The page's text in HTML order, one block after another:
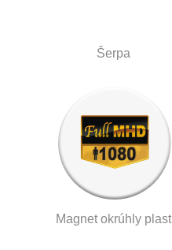
Šerpa
Magnet okrúhly plast